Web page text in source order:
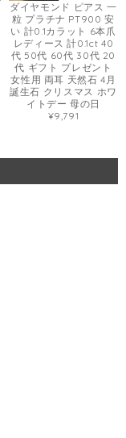
ダイヤモンド ピアス 一
粒 プラチナ PT900 安
い 計0.1カラット 6本爪
レディース 計0.1ct 40
代 50代 60代 30代 20
代 ギフト プレゼント
女性用 両耳 天然石 4月
誕生石 クリスマス ホワ
イトデー 母の日
¥9,791